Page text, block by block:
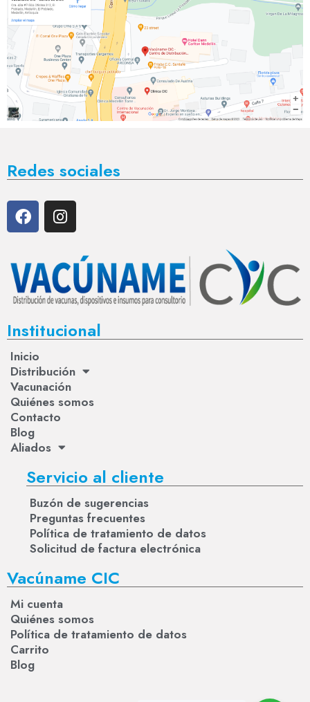
Redes sociales
Institucional
Inicio
Distribución
Vacunación
Quiénes somos
Contacto
Blog
Aliados
Servicio al cliente
Buzón de sugerencias
Preguntas frecuentes
Política de tratamiento de datos
Solicitud de factura electrónica
Vacúname CIC
Mi cuenta
Quiénes somos
Política de tratamiento de datos
Carrito
Blog